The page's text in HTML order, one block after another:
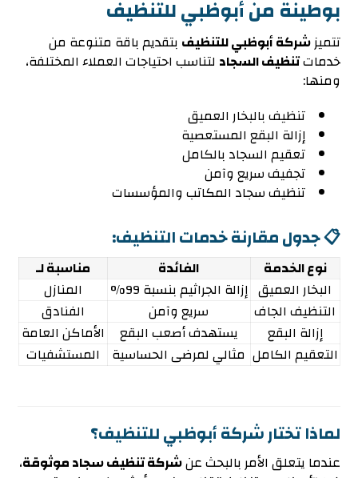
بوطينة من أبوظبي للتنظيف
تتميزشركة أبوظبي للتنظيف بتقديم باقة متنوعة من
خدماتتنظيف السجاد لتناسب احتياجات العملاء المختلفة،
ومنها:
تنظيف بالبخار العميق
إزالة البقع المستعصية
تعقيم السجاد بالكامل
تجفيف سريع وآمن
تنظيف سجاد المكاتب والمؤسسات
📋 جدول مقارنة خدمات التنظيف:
نوع الخدمة الفائدة
مناسبة لـ
البخار العميق إزالة الجراثيم بنسبة 99%
المنازل
التنظيف الجاف
سريع وآمن
الفنادق
إزالة البقع
يستهدف أصعب البقع
الأماكن العامة
التعقيم الكامل مثالي لمرضى الحساسية المستشفيات
لماذا تختار شركة أبوظبي للتنظيف؟
عندما يتعلق الأمر بالبحث عنشركة تنظيف سجاد موثوقة،